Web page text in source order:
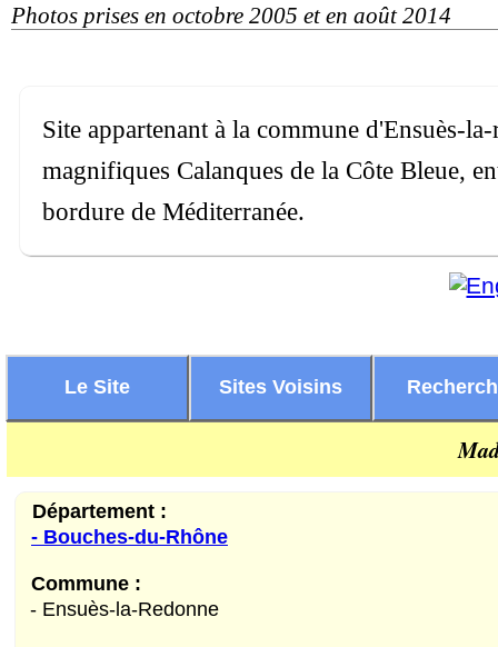
Photos prises en octobre 2005 et en août 2014
Site appartenant à la commune d'Ensuès-
magnifiques Calanques de la Côte Bleue,
bordure de Méditerranée.
Le Site Sites Voisins
Département :
- Bouches-du-Rhône
Commune :
- Ensuès-la-Redonne